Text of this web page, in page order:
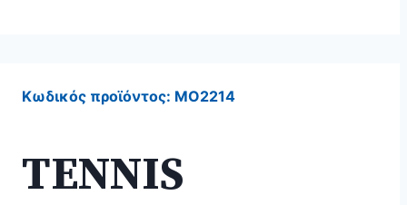
Κωδικός προϊόντος: MO2214
TENNIS